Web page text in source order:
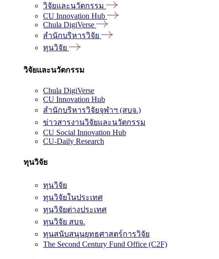
วิจัยและนวัตกรรม
CU Innovation Hub
Chula DigiVerse
สำนักบริหารวิจัย
ทุนวิจัย
วิจัยและนวัตกรรม
Chula DigiVerse
CU Innovation Hub
สำนักบริหารวิจัยจุฬาฯ (สบจ.)
ข่าวสารงานวิจัยและนวัตกรรม
CU Social Innovation Hub
CU-Daily Research
ทุนวิจัย
ทุนวิจัย
ทุนวิจัยในประเทศ
ทุนวิจัยต่างประเทศ
ทุนวิจัย สบจ.
ทุนสนับสนุนยุทธศาสตร์การวิจัย
The Second Century Fund Office (C2F)